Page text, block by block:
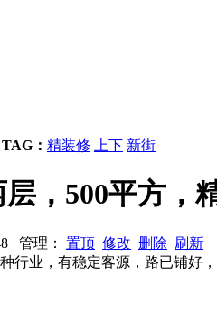
TAG： 精装修 上下 新街
，500平方，
管理： 置顶 修改 删除 刷新
业，有稳定客源，路已铺好，